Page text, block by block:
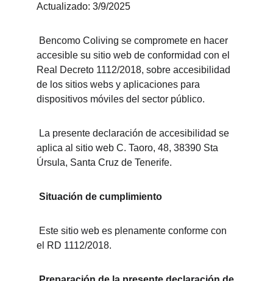
Actualizado: 3/9/2025
accesible su sitio web de conformidad con el
Real Decreto 1112/2018, sobre accesibilidad
de los sitios webs y aplicaciones para
dispositivos móviles del sector público.
aplica al sitio web C. Taoro, 48, 38390 Sta
Úrsula, Santa Cruz de Tenerife.
Situación de cumplimiento
el RD 1112/2018.